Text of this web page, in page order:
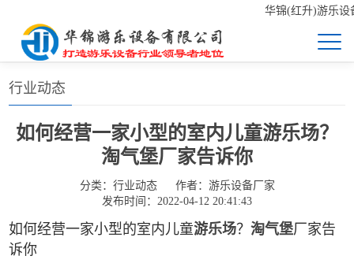
华锦(红升)游乐设备,
首页>>新闻中心>>行业动态
行业动态
如何经营一家小型的室内儿童游乐场？
淘气堡厂家告诉你
分类： 行业动态 作者： 游乐设备厂家
发布时间：2022-04-12 20:41:43
如何经营一家小型的室内儿童游乐场？淘气堡厂家告
诉你